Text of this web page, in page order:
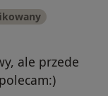
ale przede